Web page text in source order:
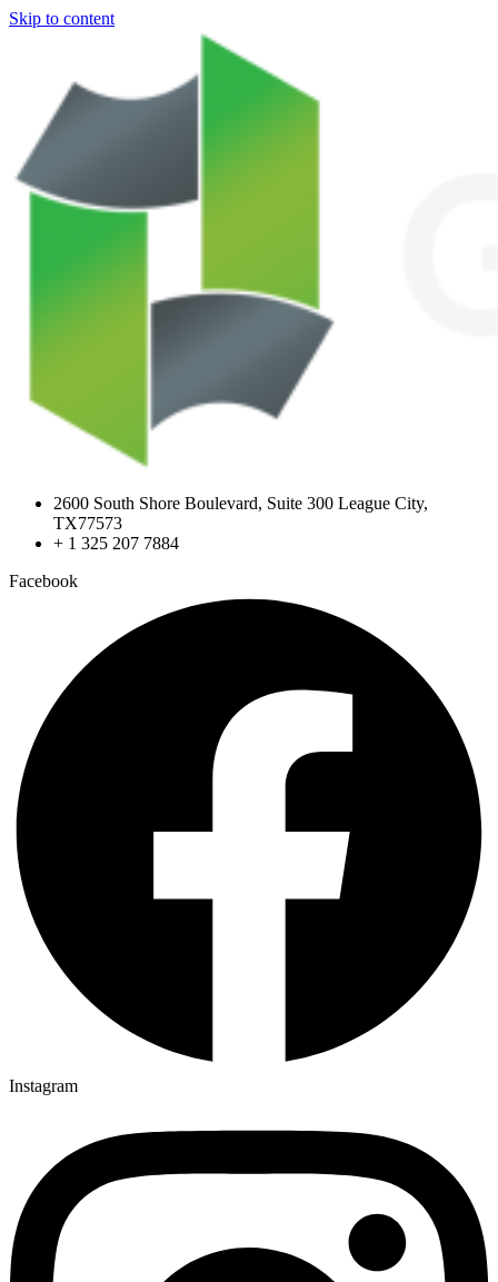
Skip to content
2600 South Shore Boulevard, Suite 300 League City,
TX77573
+ 1 325 207 7884
Facebook
Instagram